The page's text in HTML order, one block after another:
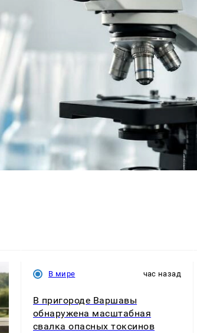
В мире час назад
В пригороде Варшавы
обнаружена масштабная
свалка опасных токсинов